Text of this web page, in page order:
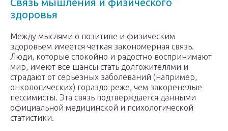
Связь мышления и физического
здоровья
Между мыслями о позитиве и физическим
здоровьем имеется четкая закономерная связь.
Люди, которые спокойно и радостно воспринимают
мир, имеют все шансы стать долгожителями и
страдают от серьезных заболеваний (например,
онкологических) гораздо реже, чем закоренелые
пессимисты. Эта связь подтверждается данными
официальной медицинской и психологической
статистики.